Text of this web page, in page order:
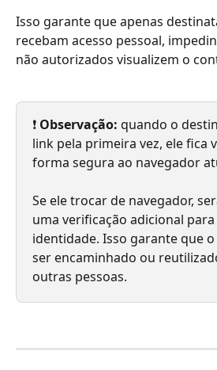
Isso garante que apenas
recebam acesso pessoal,
não autorizados visualizem o
❗ Observação: quando o
link pela primeira vez, ele fica
forma segura ao navegador
Se ele trocar de navegador,
uma verificação adicional
identidade. Isso garante que
ser encaminhado ou
outras pessoas.